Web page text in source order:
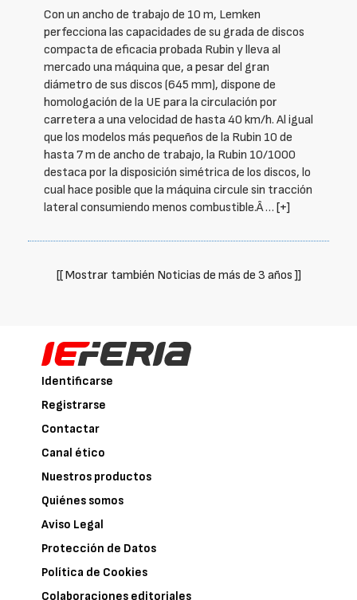
Con un ancho de trabajo de 10 m, Lemken
perfecciona las capacidades de su grada de discos
compacta de eficacia probada Rubin y lleva al
mercado una máquina que, a pesar del gran
diámetro de sus discos (645 mm), dispone de
homologación de la UE para la circulación por
carretera a una velocidad de hasta 40 km/h. Al igual
que los modelos más pequeños de la Rubin 10 de
hasta 7 m de ancho de trabajo, la Rubin 10/1000
destaca por la disposición simétrica de los discos, lo
cual hace posible que la máquina circule sin tracción
lateral consumiendo menos combustible.Â … [+]
[[ Mostrar también Noticias de más de 3 años ]]
Identificarse
Registrarse
Contactar
Canal ético
Nuestros productos
Quiénes somos
Aviso Legal
Protección de Datos
Política de Cookies
Colaboraciones editoriales